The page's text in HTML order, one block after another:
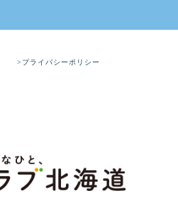
>プライバシーポリシー